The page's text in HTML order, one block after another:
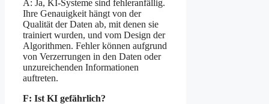
A: Ja, KI-Systeme sind fehleranfällig.
Ihre Genauigkeit hängt von der
Qualität der Daten ab, mit denen sie
trainiert wurden, und vom Design der
Algorithmen. Fehler können aufgrund
von Verzerrungen in den Daten oder
unzureichenden Informationen
auftreten.
F: Ist KI gefährlich?